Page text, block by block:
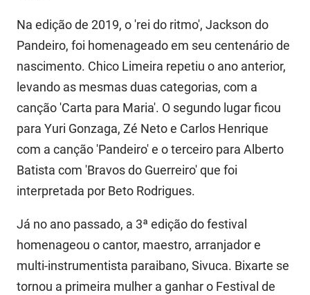
PBPREV
PROCASE
Polícia Militar
Polícia Civil
Rádio Tabajara
SUDEMA
Na edição de 2019, o 'rei do ritmo', Jackson do
Pandeiro, foi homenageado em seu centenário de
nascimento. Chico Limeira repetiu o ano anterior,
levando as mesmas duas categorias, com a
canção 'Carta para Maria'. O segundo lugar ficou
para Yuri Gonzaga, Zé Neto e Carlos Henrique
com a canção 'Pandeiro' e o terceiro para Alberto
Batista com 'Bravos do Guerreiro' que foi
interpretada por Beto Rodrigues.
Já no ano passado, a 3ª edição do festival
homenageou o cantor, maestro, arranjador e
multi-instrumentista paraibano, Sivuca. Bixarte se
tornou a primeira mulher a ganhar o Festival de